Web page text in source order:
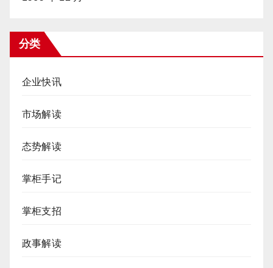
分类
企业快讯
市场解读
态势解读
掌柜手记
掌柜支招
政事解读